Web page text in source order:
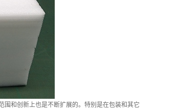
和创新上也是不断扩展的。特别是在包装和其它